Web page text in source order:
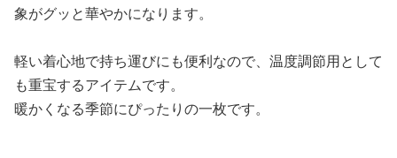
象がグッと華やかになります。
軽い着心地で持ち運びにも便利なので、温度調節用として
も重宝するアイテムです。
暖かくなる季節にぴったりの一枚です。